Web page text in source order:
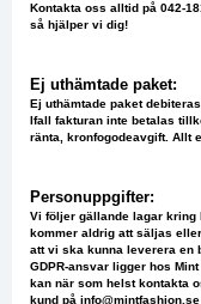
Kontakta oss alltid på 042-
så hjälper vi dig!
Ej uthämtade paket:
Ej uthämtade paket
Ifall fakturan inte betalas
ränta, kronfogodeavgift. Allt
Personuppgifter:
Vi följer gällande lagar kring
kommer aldrig att säljas
att vi ska kunna leverera en
GDPR-ansvar ligger hos
kan när som helst kontakta
kund på info@mintfashion.se